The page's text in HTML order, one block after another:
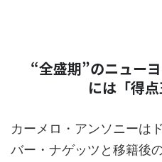
“全盛期”のニュー
には「得
カーメロ・アンソニーは
バー・ナゲッツと移籍後